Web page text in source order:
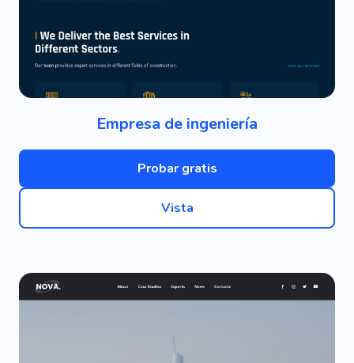
Empresa de ingeniería
Probar gratis
Vista